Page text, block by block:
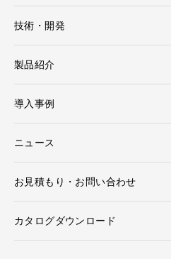
技術・開発
製品紹介
導入事例
ニュース
お見積もり・お問い合わせ
カタログダウンロード